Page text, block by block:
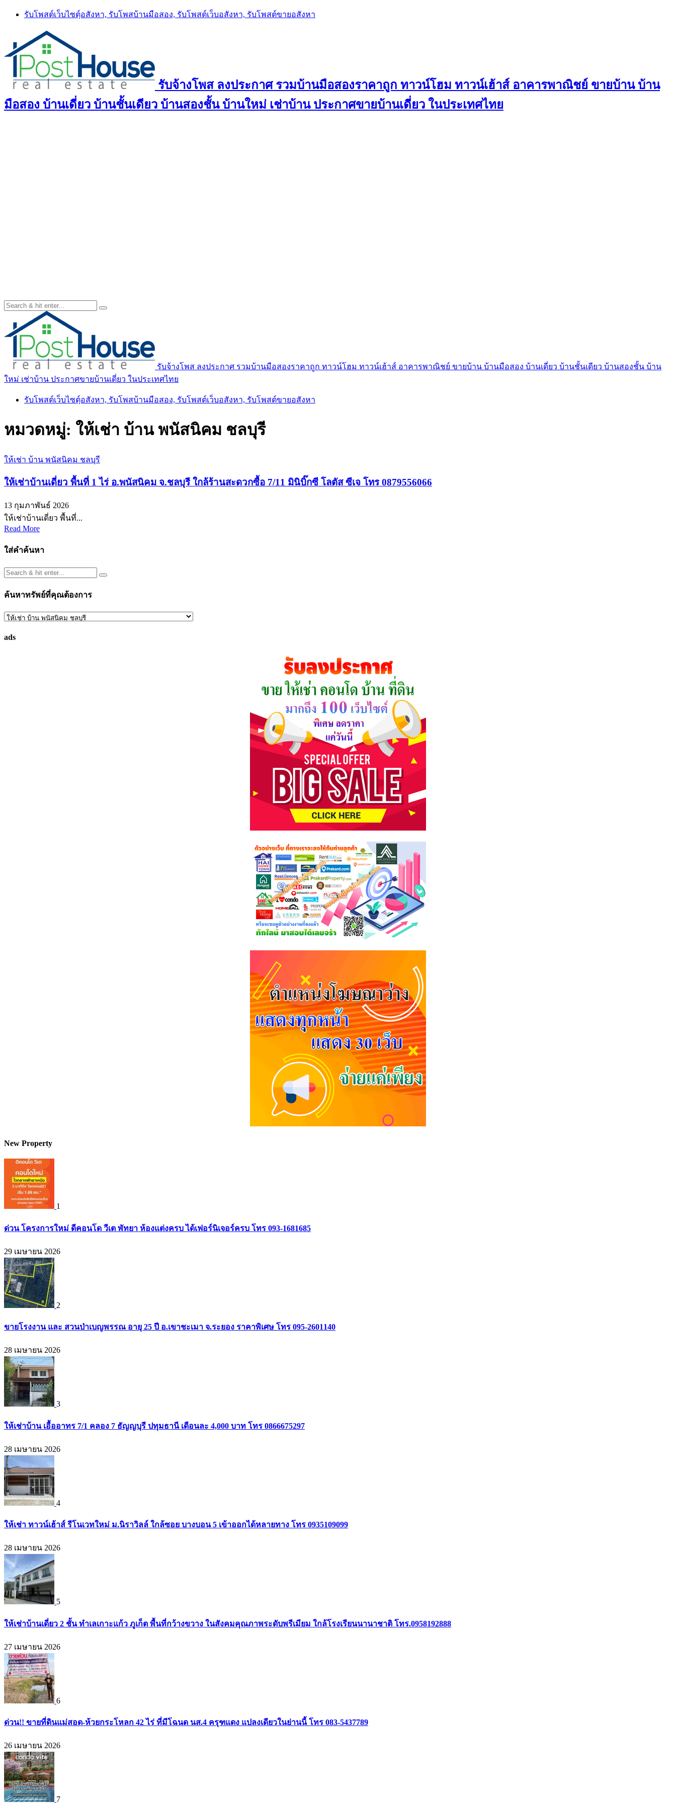
Skip
รับโพสต์เว็บไซตฺ์อสังหา, รับโพสบ้านมือสอง, รับโพสต์เว็บอสังหา, รับโพสต์ขายอสังหา
รับจ้างโพส ลงประกาศ รวมบ้านมือสองราคาถูก ทาวน์โฮม ทาวน์เฮ้าส์ อาคารพาณิชย์ ขายบ้าน บ้าน
มือสอง บ้านเดี่ยว บ้านชั้นเดียว บ้านสองชั้น บ้านใหม่ เช่าบ้าน ประกาศขายบ้านเดี่ยว ในประเทศไทย
รับจ้างโพส ลงประกาศ รวมบ้านมือสองราคาถูก ทาวน์โฮม ทาวน์เฮ้าส์ อาคารพาณิชย์ ขายบ้าน บ้านมือสอง บ้านเดี่ยว บ้านชั้นเดียว บ้านสองชั้น บ้าน
ใหม่ เช่าบ้าน ประกาศขายบ้านเดี่ยว ในประเทศไทย
รับโพสต์เว็บไซตฺ์อสังหา, รับโพสบ้านมือสอง, รับโพสต์เว็บอสังหา, รับโพสต์ขายอสังหา
หมวดหมู่: ให้เช่า บ้าน พนัสนิคม ชลบุรี
ให้เช่า บ้าน พนัสนิคม ชลบุรี
ให้เช่าบ้านเดี่ยว พื้นที่ 1 ไร่ อ.พนัสนิคม จ.ชลบุรี ใกล้ร้านสะดวกซื้อ 7/11 มินิบิ๊กซี โลตัส ซีเจ โทร 0879556066
13 กุมภาพันธ์ 2026
ให้เช่าบ้านเดี่ยว พื้นที่...
Read More
ใส่คำค้นหา
ค้นหาทรัพย์ที่คุณต้องการ
ค้นหา
ที่
ads
New Property
1
ด่วน โครงการใหม่ ดีคอนโด วีเต พัทยา ห้องแต่งครบ ได้เฟอร์นิเจอร์ครบ โทร 093-1681685
29 เมษายน 2026
2
ขายโรงงาน และ สวนป่าเบญพรรณ อายุ 25 ปี อ.เขาชะเมา จ.ระยอง ราคาพิเศษ โทร 095-2601140
28 เมษายน 2026
3
ให้เช่าบ้าน เอื้ออาทร 7/1 คลอง 7 ธัญญบุรี ปทุมธานี เดือนละ 4,000 บาท โทร 0866675297
28 เมษายน 2026
4
ให้เช่า ทาวน์เฮ้าส์ รีโนเวทใหม่ ม.นิราวิลล์ ใกล้ซอย บางบอน 5 เข้าออกได้หลายทาง โทร 0935109099
28 เมษายน 2026
5
ให้เช่าบ้านเดี่ยว 2 ชั้น ทำเลเกาะแก้ว ภูเก็ต พื้นที่กว้างขวาง ในสังคมคุณภาพระดับพรีเมียม ใกล้โรงเรียนนานาชาติ โทร.0958192888
27 เมษายน 2026
6
ด่วน!! ขายที่ดินแม่สอด-ห้วยกระโหลก 42 ไร่ ที่มีโฉนด นส.4 ครุฑแดง แปลงเดียวในย่านนี้ โทร 083-5437789
26 เมษายน 2026
7